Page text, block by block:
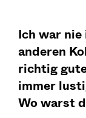
Ich war
anderen
richtig
immer
Wo warst